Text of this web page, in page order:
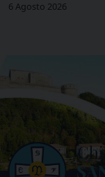
Skip6 Agosto 2026